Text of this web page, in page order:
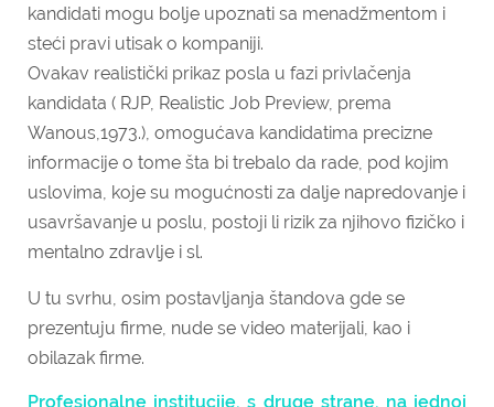
kandidati mogu bolje upoznati sa menadžmentom i
steći pravi utisak o kompaniji.
Ovakav realistički prikaz posla u fazi privlačenja
kandidata ( RJP, Realistic Job Preview, prema
Wanous,1973.), omogućava kandidatima precizne
informacije o tome šta bi trebalo da rade, pod kojim
uslovima, koje su mogućnosti za dalje napredovanje i
usavršavanje u poslu, postoji li rizik za njihovo fizičko i
mentalno zdravlje i sl.
U tu svrhu, osim postavljanja štandova gde se
prezentuju firme, nude se video materijali, kao i
obilazak firme.
Profesionalne institucije, s druge strane, na jednoj